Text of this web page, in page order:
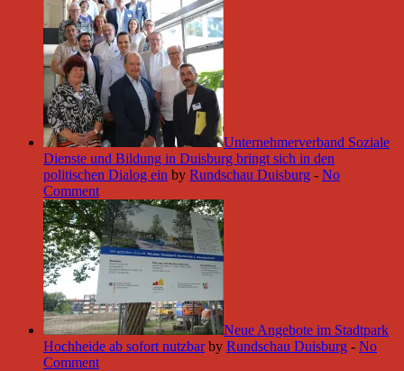
Unternehmerverband Soziale
Dienste und Bildung in Duisburg bringt sich in den
politischen Dialog ein by Rundschau Duisburg - No
Comment
Neue Angebote im Stadtpark
Hochheide ab sofort nutzbar by Rundschau Duisburg - No
Comment